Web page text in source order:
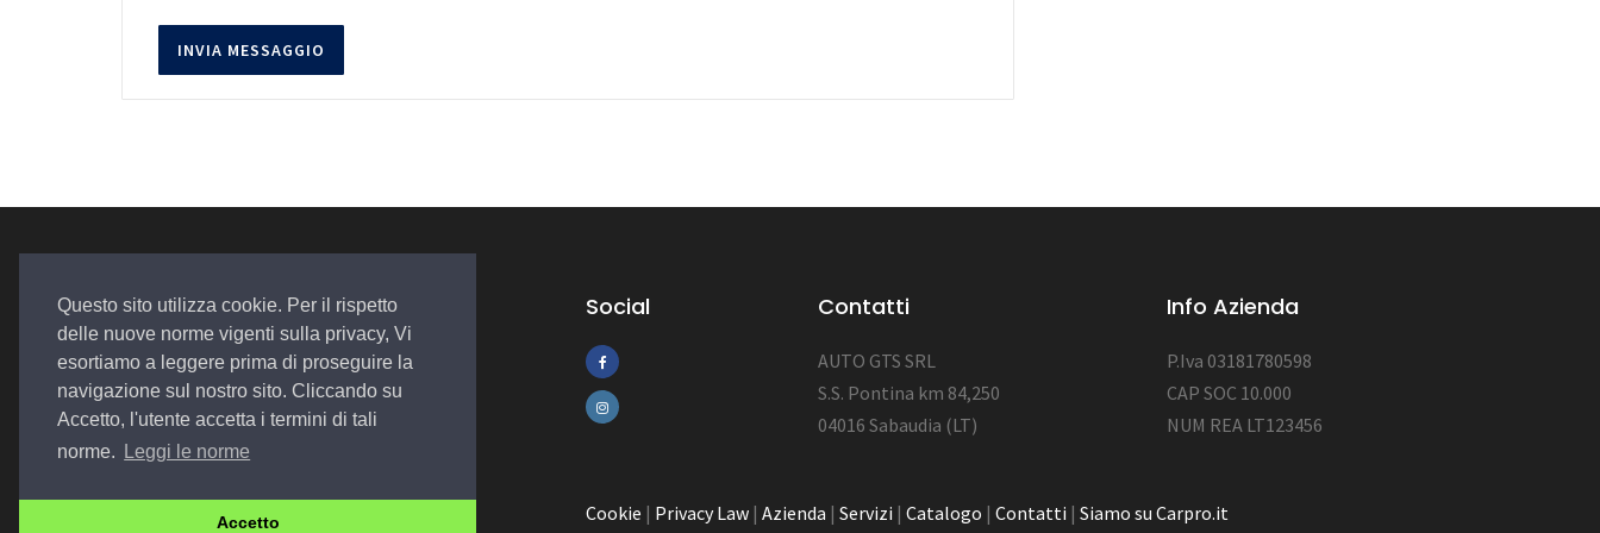
Questo sito utilizza cookie. Per il rispetto
delle nuove norme vigenti sulla privacy, Vi
esortiamo a leggere prima di proseguire la
navigazione sul nostro sito. Cliccando su
Accetto, l'utente accetta i termini di tali
norme.
Leggi le norme
Accetto
Auto. Assistenza. Qualità
Social Contatti
AUTO GTS SRL
S.S. Pontina km 84,250
04016 Sabaudia (LT)
Info Azienda
P.Iva 03181780598
CAP SOC 10.000
NUM REA LT123456
© 2022 Design byEGSoft Cookie | Privacy Law | Azienda | Servizi | Catalogo | Contatti | Siamo su Carpro.it